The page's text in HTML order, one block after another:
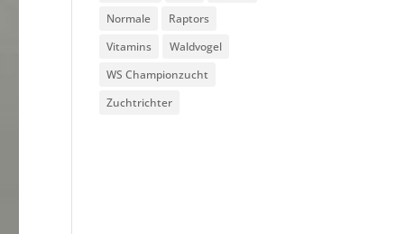
Normale
Raptors
Vitamins
Waldvogel
WS Championzucht
Zuchtrichter